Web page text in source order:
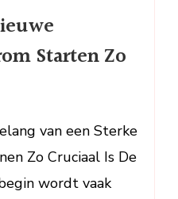
Magie
Nieuwe
Starten
Is
Starten Zo
van een Sterke
Zo Cruciaal Is De
wordt vaak